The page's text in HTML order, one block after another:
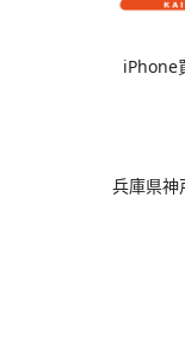
iPhone
兵庫県神